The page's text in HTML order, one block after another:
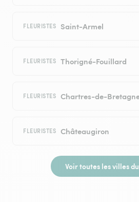
FLEURISTES Saint-Armel
FLEURISTES Thorigné-Fouillard
FLEURISTES Chartres-de-
FLEURISTES Châteaugiron
Voir toutes les villes